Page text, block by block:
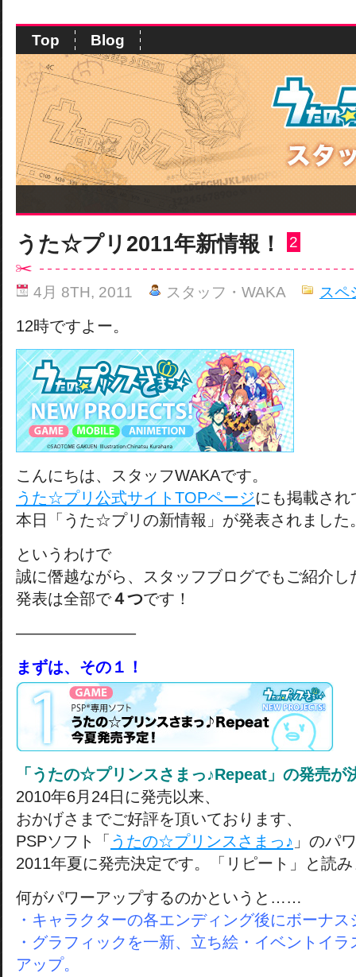
Top Blog
うた☆プリ2011年新情報！ 2
4月 8TH, 2011 スタッフ・WAKA スペ
12時ですよー。
こんにちは、スタッフWAKAです。
うた☆プリ公式サイトTOPページにも掲載さ
本日「うた☆プリの新情報」が発表されました
というわけで
誠に僭越ながら、スタッフブログでもご紹介し
発表は全部で４つです！
———————–
まずは、その１！
「うたの☆プリンスさまっ♪Repeat」の発売が
2010年6月24日に発売以来、
おかげさまでご好評を頂いております、
PSPソフト「 うたの☆プリンスさまっ♪ 」のパ
2011年夏に発売決定です。「リピート」と読
何がパワーアップするのかというと……
・キャラクターの各エンディング後にボーナ
・グラフィックを一新、立ち絵・イベントイ
アップ。